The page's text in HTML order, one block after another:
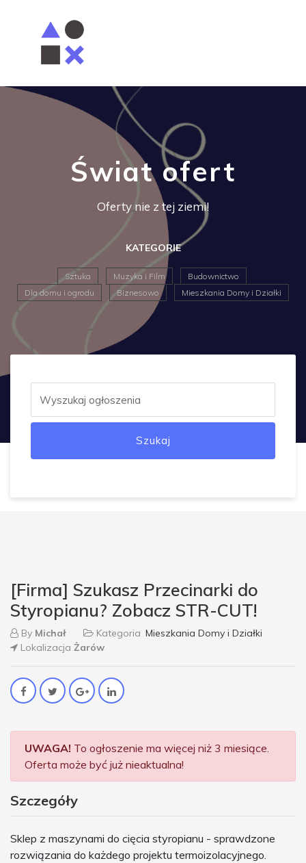
Świat ofert
Oferty nie z tej ziemi!
KATEGORIE
Sztuka Muzyka i Film
Budownictwo
Dla domu i ogrodu
Biznesowo Mieszkania Domy i Działki
Szukaj
[Firma] Szukasz Przecinarki do
Styropianu? Zobacz STR-CUT!
By Michał Kategoria Mieszkania Domy i Działki
Lokalizacja Żarów
UWAGA! To ogłoszenie ma więcej niż 3 miesiące.
Oferta może być już nieaktualna!
Szczegóły
Sklep z maszynami do cięcia styropianu - sprawdzone
rozwiązania do każdego projektu termoizolacyjnego.